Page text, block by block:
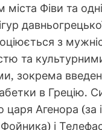
міста Фіви та
з
та
зокрема
абетки в Грецію.
царя Агенора
і